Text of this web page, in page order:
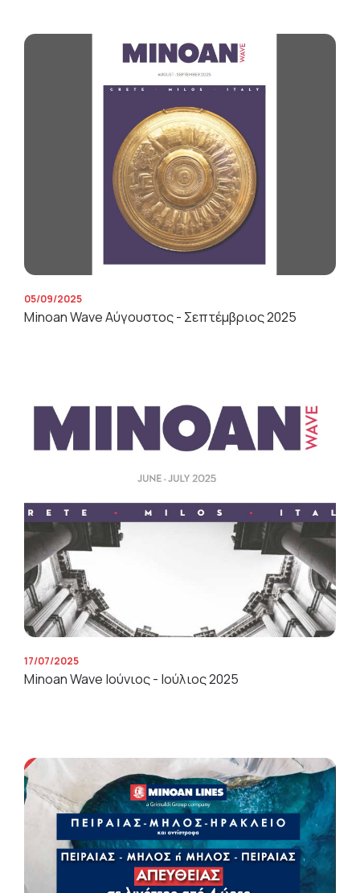
05/09/2025
Minoan Wave Αύγουστος - Σεπτέμβριος 2025
17/07/2025
Minoan Wave Ιούνιος - Ιούλιος 2025